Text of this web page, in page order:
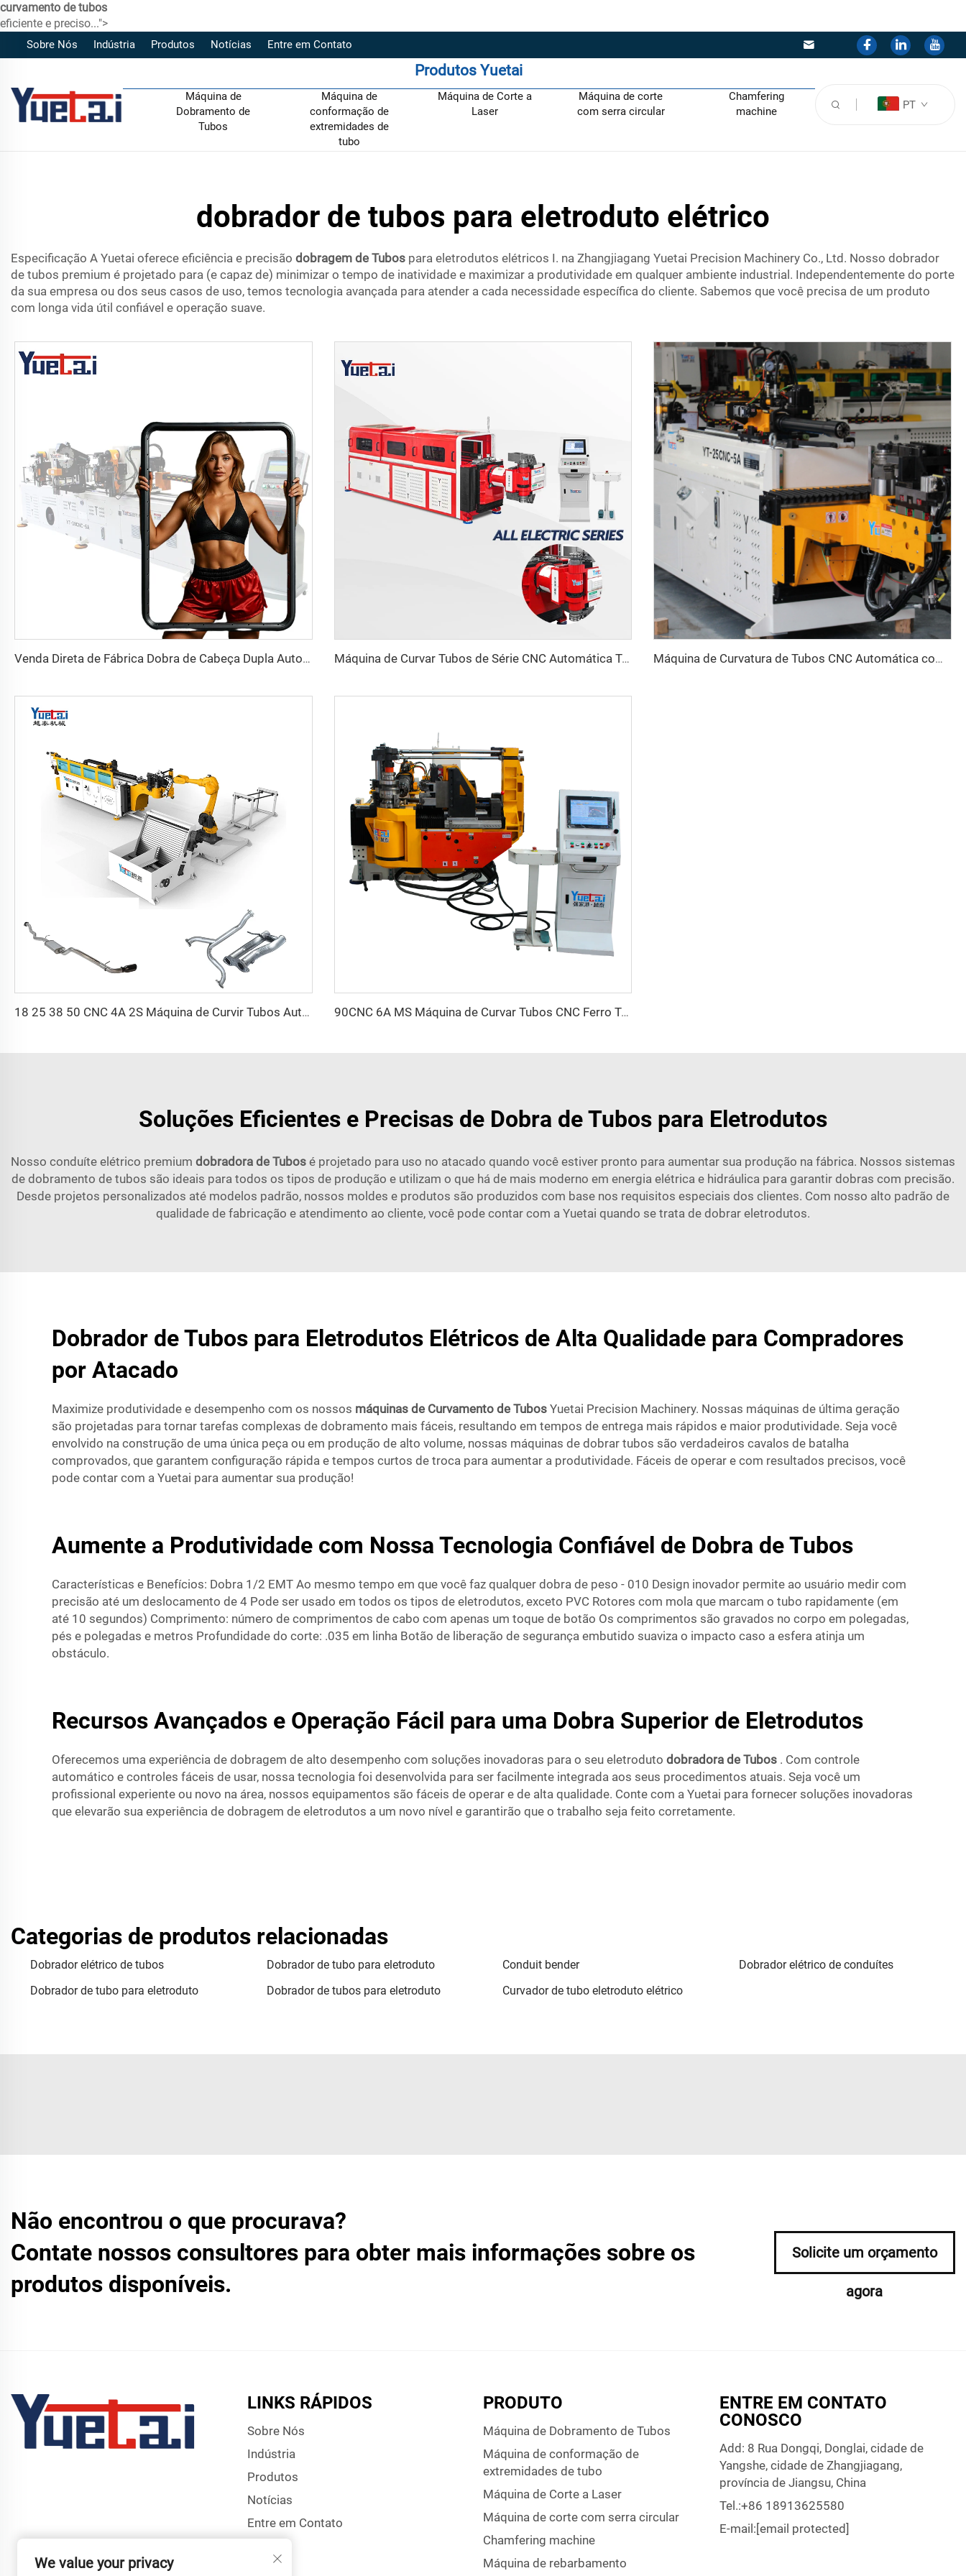
curvamento de tubos
eficiente e preciso...">
Sobre Nós Indústria Produtos Notícias Entre em Contato
Produtos Yuetai
Máquina de
Dobramento de
Tubos
Máquina de
conformação de
extremidades de
tubo
Máquina de Corte a
Laser
Máquina de corte
com serra circular
Chamfering
machine
PT
dobrador de tubos para eletroduto elétrico
Especificação A Yuetai oferece eficiência e precisão dobragem de Tubos para eletrodutos elétricos I. na Zhangjiagang Yuetai Precision Machinery Co., Ltd. Nosso dobrador
de tubos premium é projetado para (e capaz de) minimizar o tempo de inatividade e maximizar a produtividade em qualquer ambiente industrial. Independentemente do porte
da sua empresa ou dos seus casos de uso, temos tecnologia avançada para atender a cada necessidade específica do cliente. Sabemos que você precisa de um produto
com longa vida útil confiável e operação suave.
Venda Direta de Fábrica Dobra de Cabeça Dupla Automática Hidráulica Dobra de Tubo em Aço Carbono Máquina de Dobrar Tubos e Tubos Máquina de Curvar Tubos de Série CNC Automática Totalmente Elétrica Rotativa Bidirecional para Tubos de Aço e Metal Máquina de Curvatura de Tubos CNC Automática com Braços Duplos Sistema de Conformação Bidirecional Simultânea para Canos de Escapamento e Corrimãos
18 25 38 50 CNC 4A 2S Máquina de Curvir Tubos Automática e Máquinas de Curvir Tubos de Aço Preço com Empurrão 1 Polegada 2 Polegadas 3 Polegadas Linha 90CNC 6A MS Máquina de Curvar Tubos CNC Ferro Tubulação Quadrada com Motor para Alumínio e Aço Inoxidável Tubos de Cobre
Soluções Eficientes e Precisas de Dobra de Tubos para Eletrodutos
Nosso conduíte elétrico premium dobradora de Tubos é projetado para uso no atacado quando você estiver pronto para aumentar sua produção na fábrica. Nossos sistemas
de dobramento de tubos são ideais para todos os tipos de produção e utilizam o que há de mais moderno em energia elétrica e hidráulica para garantir dobras com precisão.
Desde projetos personalizados até modelos padrão, nossos moldes e produtos são produzidos com base nos requisitos especiais dos clientes. Com nosso alto padrão de
qualidade de fabricação e atendimento ao cliente, você pode contar com a Yuetai quando se trata de dobrar eletrodutos.
Dobrador de Tubos para Eletrodutos Elétricos de Alta Qualidade para Compradores
por Atacado
Maximize produtividade e desempenho com os nossos máquinas de Curvamento de Tubos Yuetai Precision Machinery. Nossas máquinas de última geração
são projetadas para tornar tarefas complexas de dobramento mais fáceis, resultando em tempos de entrega mais rápidos e maior produtividade. Seja você
envolvido na construção de uma única peça ou em produção de alto volume, nossas máquinas de dobrar tubos são verdadeiros cavalos de batalha
comprovados, que garantem configuração rápida e tempos curtos de troca para aumentar a produtividade. Fáceis de operar e com resultados precisos, você
pode contar com a Yuetai para aumentar sua produção!
Aumente a Produtividade com Nossa Tecnologia Confiável de Dobra de Tubos
Características e Benefícios: Dobra 1/2 EMT Ao mesmo tempo em que você faz qualquer dobra de peso - 010 Design inovador permite ao usuário medir com
precisão até um deslocamento de 4 Pode ser usado em todos os tipos de eletrodutos, exceto PVC Rotores com mola que marcam o tubo rapidamente (em
até 10 segundos) Comprimento: número de comprimentos de cabo com apenas um toque de botão Os comprimentos são gravados no corpo em polegadas,
pés e polegadas e metros Profundidade do corte: .035 em linha Botão de liberação de segurança embutido suaviza o impacto caso a esfera atinja um
obstáculo.
Recursos Avançados e Operação Fácil para uma Dobra Superior de Eletrodutos
Oferecemos uma experiência de dobragem de alto desempenho com soluções inovadoras para o seu eletroduto dobradora de Tubos . Com controle
automático e controles fáceis de usar, nossa tecnologia foi desenvolvida para ser facilmente integrada aos seus procedimentos atuais. Seja você um
profissional experiente ou novo na área, nossos equipamentos são fáceis de operar e de alta qualidade. Conte com a Yuetai para fornecer soluções inovadoras
que elevarão sua experiência de dobragem de eletrodutos a um novo nível e garantirão que o trabalho seja feito corretamente.
Categorias de produtos relacionadas
Dobrador elétrico de tubos Dobrador de tubo para eletroduto Conduit bender
Dobrador elétrico de conduítes
Dobrador de tubo para eletroduto
Dobrador de tubos para eletroduto Curvador de tubo eletroduto elétrico
Não encontrou o que procurava?
Contate nossos consultores para obter mais informações sobre os
produtos disponíveis.
Solicite um orçamento
agora
LINKS RÁPIDOS
Sobre Nós
Indústria
Produtos
Notícias
Entre em Contato
PRODUTO
Máquina de Dobramento de Tubos
Máquina de conformação de
extremidades de tubo
Máquina de Corte a Laser
Máquina de corte com serra circular
Chamfering machine
Máquina de rebarbamento
ENTRE EM CONTATO
CONOSCO
Add: 8 Rua Dongqi, Donglai, cidade de
Yangshe, cidade de Zhangjiagang,
província de Jiangsu, China
Tel.:+86 18913625580
E-mail: [email protected]
We value your privacy